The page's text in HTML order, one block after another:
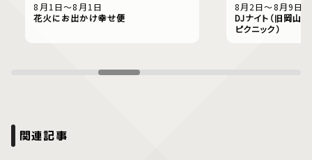
8月1日〜8月1日
花火にお出かけ幸せ便
8月2日〜8月9日
DJナイト（旧岡山
ピクニック）
関連記事